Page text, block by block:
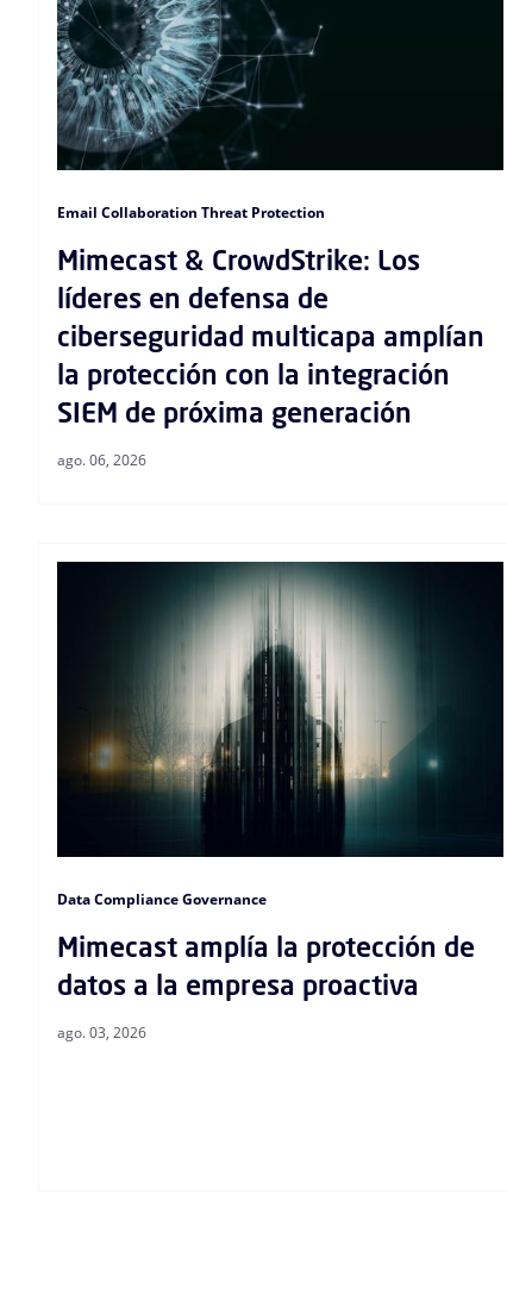
Email Collaboration Threat Protection
ago. 06, 2026
Mimecast & CrowdStrike: Los
líderes en defensa de
ciberseguridad multicapa amplían
la protección con la integración
SIEM de próxima generación
Data Compliance Governance
ago. 03, 2026
Mimecast amplía la protección de
datos a la empresa proactiva